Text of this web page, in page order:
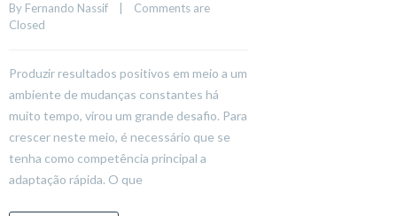
By Fernando Nassif
    |
Comments are
Closed
Produzir resultados positivos em meio a um
ambiente de mudanças constantes há
muito tempo, virou um grande desafio. Para
crescer neste meio, é necessário que se
tenha como competência principal a
adaptação rápida. O que